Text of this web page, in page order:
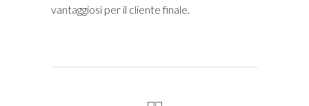
vantaggiosi per il cliente finale.